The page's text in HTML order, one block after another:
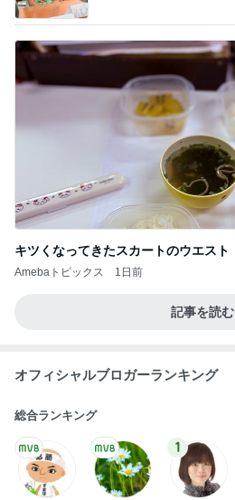
キツくなってきたスカートのウエスト
Amebaトピックス 1日前
記事を読む
オフィシャルブロガーランキング
総合ランキング
1